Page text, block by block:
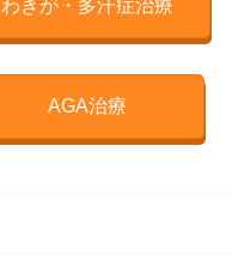
わきが・多汗症治療
AGA治療